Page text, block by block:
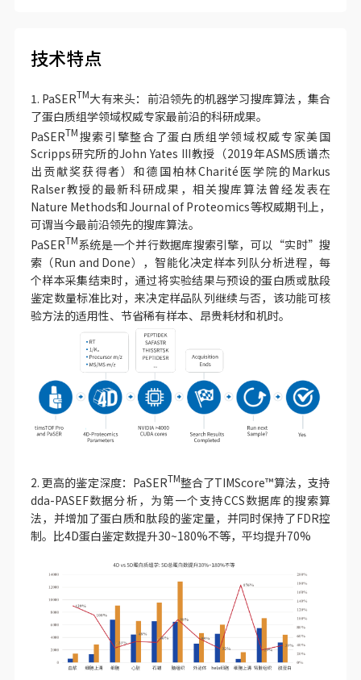
技术特点
1. PaSERTM大有来头：前沿领先的机器学习搜库算法，集合
了蛋白质组学领域权威专家最前沿的科研成果。
PaSERTM搜索引擎整合了蛋白质组学领域权威专家美国
Scripps研究所的John Yates III教授（2019年ASMS质谱杰
出贡献奖获得者）和德国柏林Charité医学院的Markus
Ralser教授的最新科研成果，相关搜库算法曾经发表在
Nature Methods和Journal of Proteomics等权威期刊上，
可谓当今最前沿领先的搜库算法。
PaSERTM系统是一个并行数据库搜索引擎，可以“实时”搜
索（Run and Done），智能化决定样本列队分析进程，每
个样本采集结束时，通过将实验结果与预设的蛋白质或肽段
鉴定数量标准比对，来决定样品队列继续与否，该功能可核
验方法的适用性、节省稀有样本、昂贵耗材和机时。
2. 更高的鉴定深度：PaSERTM整合了TIMScore™算法，支持
dda-PASEF数据分析，为第一个支持CCS数据库的搜索算
法，并增加了蛋白质和肽段的鉴定量，并同时保持了FDR控
制。比4D蛋白鉴定数提升30~180%不等，平均提升70%